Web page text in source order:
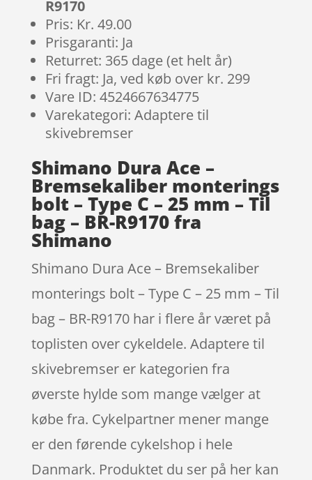
R9170
Pris: Kr. 49.00
Prisgaranti: Ja
Returret: 365 dage (et helt år)
Fri fragt: Ja, ved køb over kr. 299
Vare ID: 4524667634775
Varekategori: Adaptere til
skivebremser
Shimano Dura Ace –
Bremsekaliber monterings
bolt – Type C – 25 mm – Til
bag – BR-R9170 fra
Shimano
Shimano Dura Ace – Bremsekaliber
monterings bolt – Type C – 25 mm – Til
bag – BR-R9170 har i flere år været på
toplisten over cykeldele. Adaptere til
skivebremser er kategorien fra
øverste hylde som mange vælger at
købe fra. Cykelpartner mener mange
er den førende cykelshop i hele
Danmark. Produktet du ser på her kan